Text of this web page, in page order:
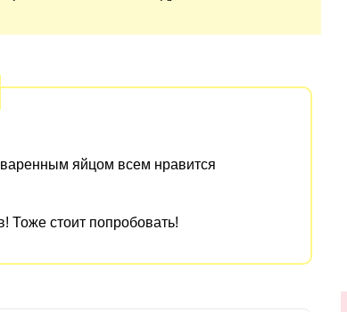
яйцом всем нравится
Тоже стоит попробовать!